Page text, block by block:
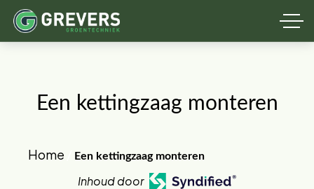
Een kettingzaag monteren
Home Een kettingzaag monteren
Inhoud door